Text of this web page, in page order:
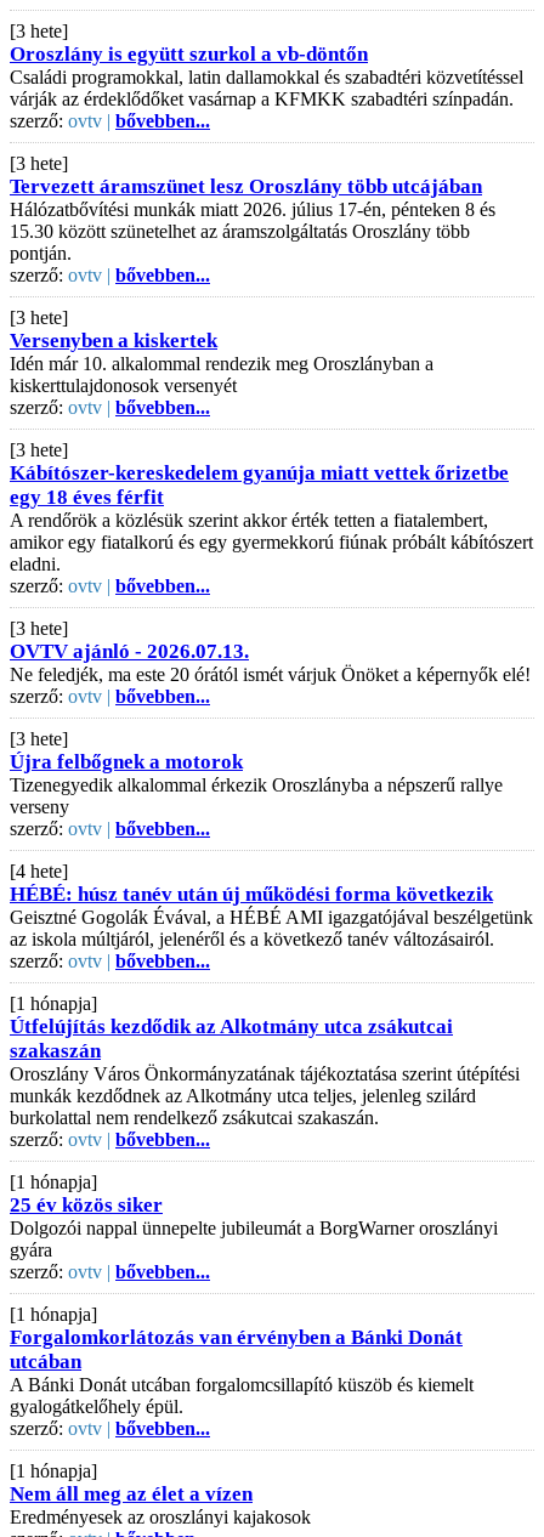
[3 hete]
Oroszlány is együtt szurkol a vb-döntőn
Családi programokkal, latin dallamokkal és szabadtéri közvetítéssel
várják az érdeklődőket vasárnap a KFMKK szabadtéri színpadán.
szerző: ovtv | bővebben...
[3 hete]
Tervezett áramszünet lesz Oroszlány több utcájában
Hálózatbővítési munkák miatt 2026. július 17-én, pénteken 8 és
15.30 között szünetelhet az áramszolgáltatás Oroszlány több
pontján.
szerző: ovtv | bővebben...
[3 hete]
Versenyben a kiskertek
Idén már 10. alkalommal rendezik meg Oroszlányban a
kiskerttulajdonosok versenyét
szerző: ovtv | bővebben...
[3 hete]
Kábítószer-kereskedelem gyanúja miatt vettek őrizetbe
egy 18 éves férfit
A rendőrök a közlésük szerint akkor érték tetten a fiatalembert,
amikor egy fiatalkorú és egy gyermekkorú fiúnak próbált kábítószert
eladni.
szerző: ovtv | bővebben...
[3 hete]
OVTV ajánló - 2026.07.13.
Ne feledjék, ma este 20 órától ismét várjuk Önöket a képernyők elé!
szerző: ovtv | bővebben...
[3 hete]
Újra felbőgnek a motorok
Tizenegyedik alkalommal érkezik Oroszlányba a népszerű rallye
verseny
szerző: ovtv | bővebben...
[4 hete]
HÉBÉ: húsz tanév után új működési forma következik
Geisztné Gogolák Évával, a HÉBÉ AMI igazgatójával beszélgetünk
az iskola múltjáról, jelenéről és a következő tanév változásairól.
szerző: ovtv | bővebben...
[1 hónapja]
Útfelújítás kezdődik az Alkotmány utca zsákutcai
szakaszán
Oroszlány Város Önkormányzatának tájékoztatása szerint útépítési
munkák kezdődnek az Alkotmány utca teljes, jelenleg szilárd
burkolattal nem rendelkező zsákutcai szakaszán.
szerző: ovtv | bővebben...
[1 hónapja]
25 év közös siker
Dolgozói nappal ünnepelte jubileumát a BorgWarner oroszlányi
gyára
szerző: ovtv | bővebben...
[1 hónapja]
Forgalomkorlátozás van érvényben a Bánki Donát
utcában
A Bánki Donát utcában forgalomcsillapító küszöb és kiemelt
gyalogátkelőhely épül.
szerző: ovtv | bővebben...
[1 hónapja]
Nem áll meg az élet a vízen
Eredményesek az oroszlányi kajakosok